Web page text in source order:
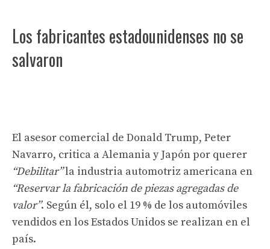
Los fabricantes estadounidenses no se
salvaron
El asesor comercial de Donald Trump, Peter
Navarro, critica a Alemania y Japón por querer
“Debilitar”la industria automotriz americana en
“Reservar la fabricación de piezas agregadas de
valor”. Según él, solo el 19 % de los automóviles
vendidos en los Estados Unidos se realizan en el
país.